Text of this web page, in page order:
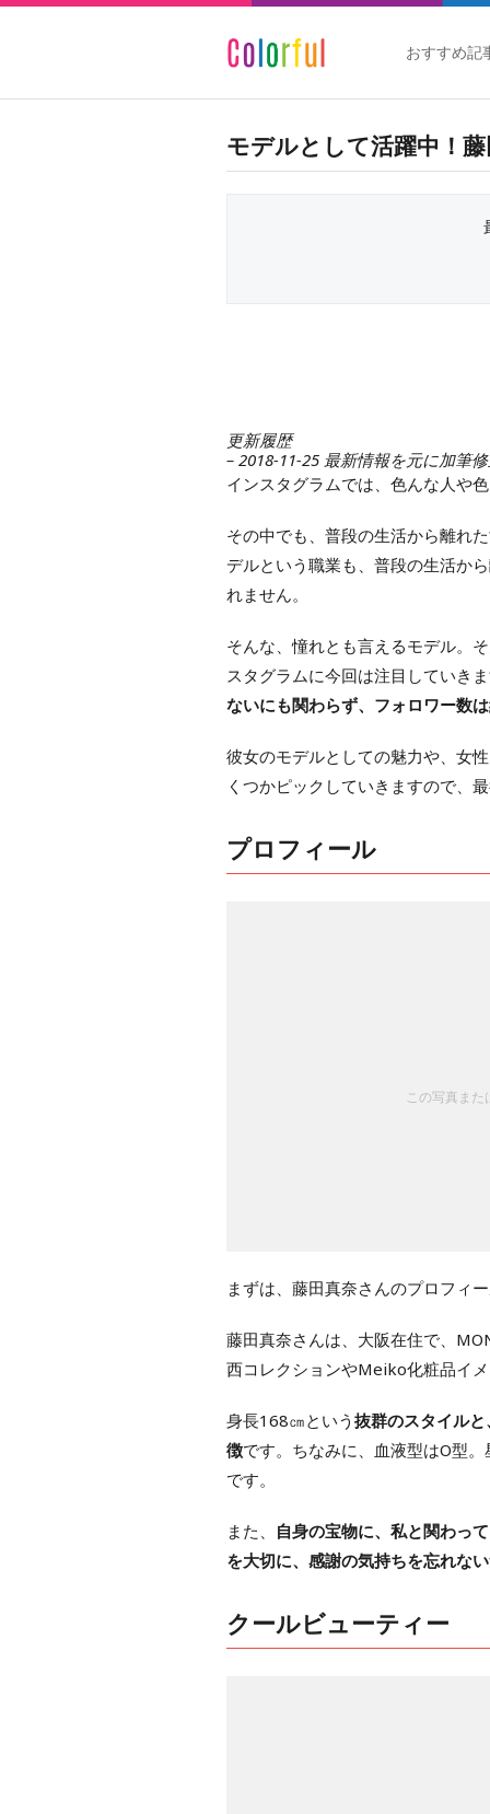
おすすめ記
モデルとして活躍中！
更新履歴
– 2018-11-25 最新情報を元に加筆
インスタグラムでは、色んな人や
その中でも、普段の生活から離れ
デルという職業も、普段の生活か
れません。
そんな、憧れとも言えるモデル。
スタグラムに今回は注目していき
ないにも関わらず、フォロワー数
彼女のモデルとしての魅力や、女
くつかピックしていきますので、
プロフィール
この写真ま
まずは、藤田真奈さんのプロフィ
藤田真奈さんは、大阪在住で、
西コレクションやMeiko化粧品イ
身長168㎝という 抜群のスタイル
徴です。ちなみに、血液型はO型
です。
また、 自身の宝物に、私と関わっ
を大切に、感謝の気持ちを忘れな
クールビューティー